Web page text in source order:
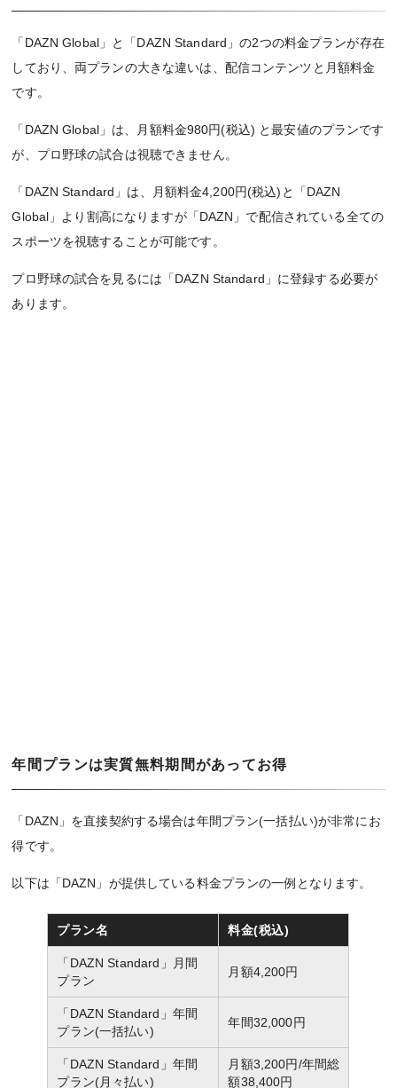
「DAZN Global」と「DAZN Standard」の2つの料金プランが存在
しており、両プランの大きな違いは、配信コンテンツと月額料金
です。
「DAZN Global」は、月額料金980円(税込) と最安値のプランです
が、プロ野球の試合は視聴できません。
「DAZN Standard」は、月額料金4,200円(税込)と「DAZN
Global」より割高になりますが「DAZN」で配信されている全ての
スポーツを視聴することが可能です。
プロ野球の試合を見るには「DAZN Standard」に登録する必要が
あります。
年間プランは実質無料期間があってお得
「DAZN」を直接契約する場合は年間プラン(一括払い)が非常にお
得です。
以下は「DAZN」が提供している料金プランの一例となります。
プラン名 料金(税込)
「DAZN Standard」月間
プラン
月額4,200円
「DAZN Standard」年間
プラン(一括払い)
年間32,000円
「DAZN Standard」年間
プラン(月々払い)
月額3,200円/年間総
額38,400円